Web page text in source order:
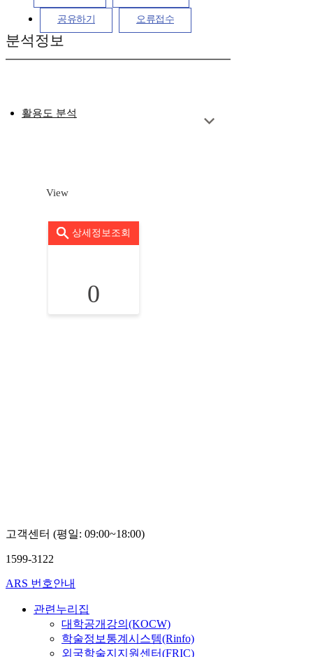
공유하기 오류접수
분석정보
활용도 분석
View
상세정보조회
0
고객센터 (평일: 09:00~18:00)
1599-3122
ARS 번호안내
관련누리집
대학공개강의(KOCW)
학술정보통계시스템(Rinfo)
외국학술지지원센터(FRIC)